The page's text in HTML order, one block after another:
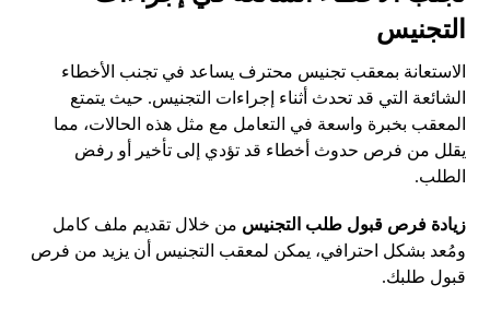
التجنيس
الاستعانة بمعقب تجنيس محترف يساعد في تجنب الأخطاء
الشائعة التي قد تحدث أثناء إجراءات التجنيس. حيث يتمتع
المعقب بخبرة واسعة في التعامل مع مثل هذه الحالات، مما
يقلل من فرص حدوث أخطاء قد تؤدي إلى تأخير أو رفض
الطلب.
زيادة فرص قبول طلب التجنيس من خلال تقديم ملف كامل
ومُعد بشكل احترافي، يمكن لمعقب التجنيس أن يزيد من فرص
قبول طلبك.